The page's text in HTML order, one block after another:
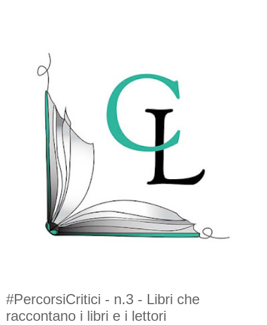
#PercorsiCritici - n.3 - Libri che
raccontano i libri e i lettori